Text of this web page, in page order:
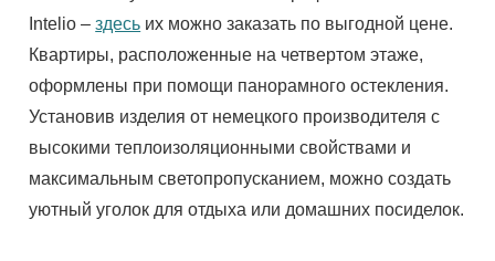
Intelio –здесь их можно заказать по выгодной цене.
Квартиры, расположенные на четвертом этаже,
оформлены при помощи панорамного остекления.
Установив изделия от немецкого производителя с
высокими теплоизоляционными свойствами и
максимальным светопропусканием, можно создать
уютный уголок для отдыха или домашних посиделок.